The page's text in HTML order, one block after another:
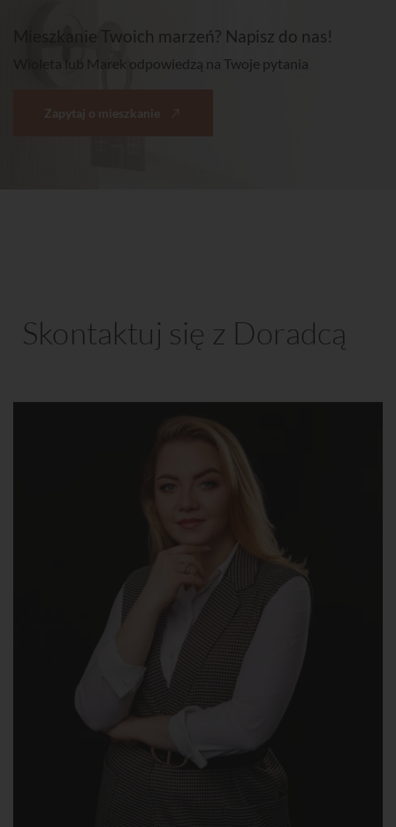
Mieszkanie Twoich marzeń? Napisz do nas!
Wioleta lub Marek odpowiedzą na Twoje pytania
Zapytaj o mieszkanie
Skontaktuj się z Doradcą